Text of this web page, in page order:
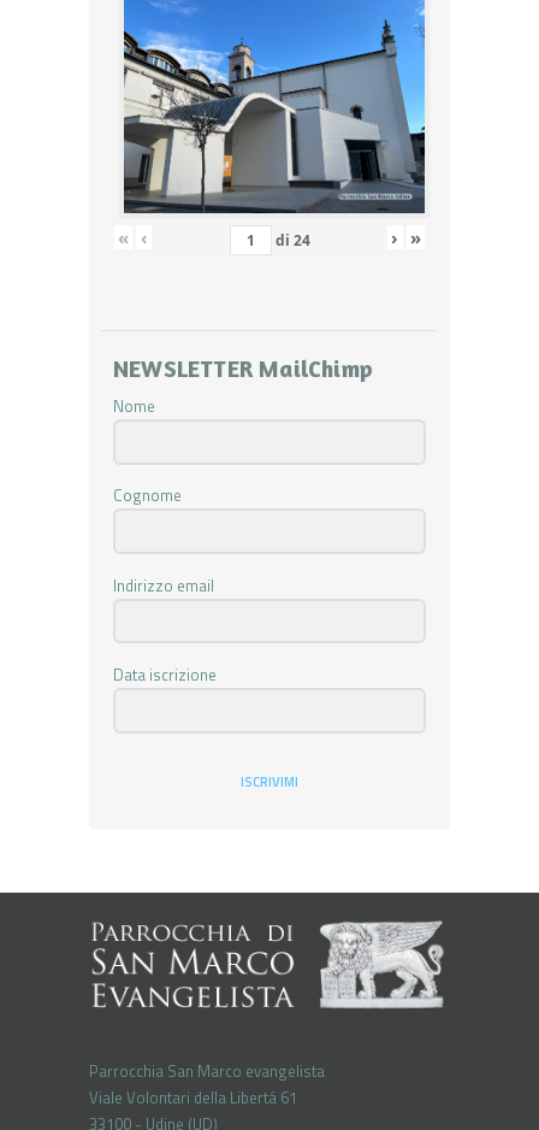
« ‹ di 24 › »
NEWSLETTER MailChimp
Nome
Cognome
Indirizzo email
Data iscrizione
ISCRIVIMI
Parrocchia San Marco evangelista
Viale Volontari della Libertá 61
33100 - Udine (UD)